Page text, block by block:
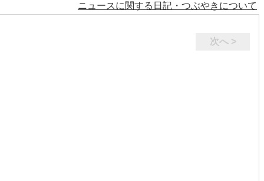
ニュースに関する日記・つぶやきについて
次へ >